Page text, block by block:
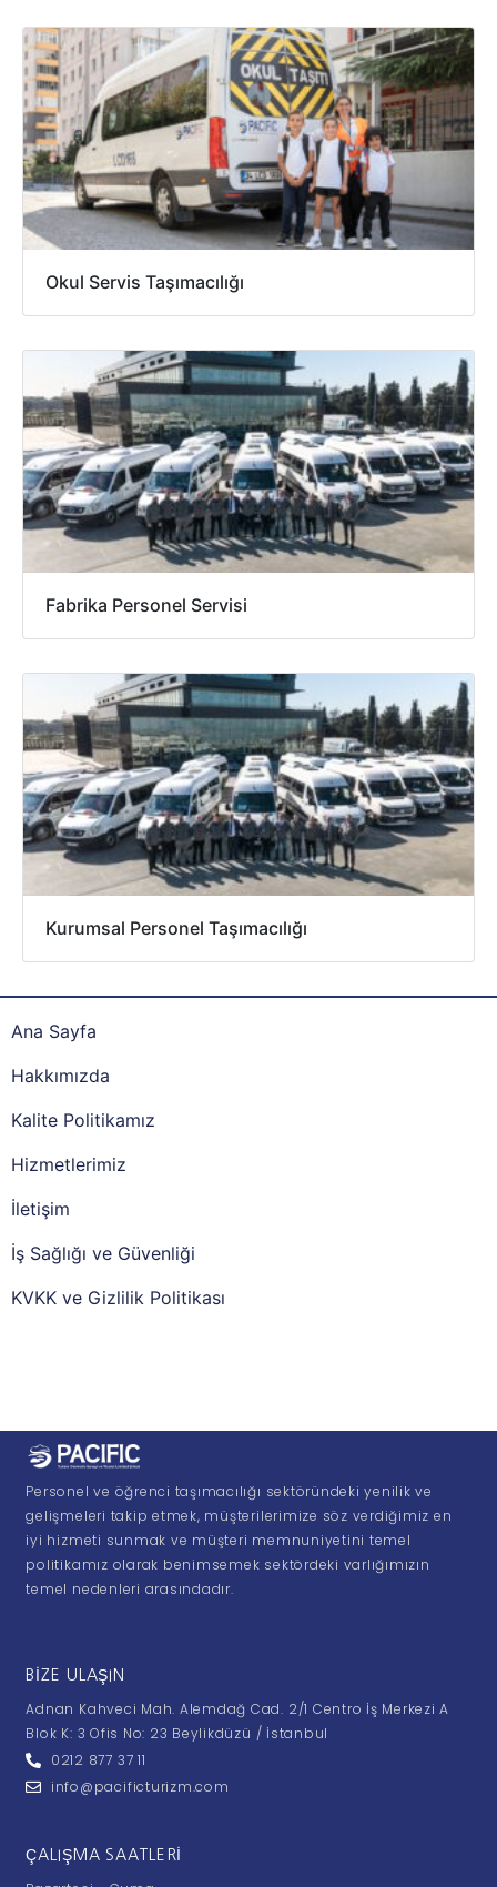
Okul Servis Taşımacılığı
Fabrika Personel Servisi
Kurumsal Personel Taşımacılığı
Ana Sayfa
Hakkımızda
Kalite Politikamız
Hizmetlerimiz
İletişim
İş Sağlığı ve Güvenliği
KVKK ve Gizlilik Politikası
Personel ve öğrenci taşımacılığı sektöründeki yenilik ve
gelişmeleri takip etmek, müşterilerimize söz verdiğimiz en
iyi hizmeti sunmak ve müşteri memnuniyetini temel
politikamız olarak benimsemek sektördeki varlığımızın
temel nedenleri arasındadır.
BIZE ULAŞIN
Adnan Kahveci Mah. Alemdağ Cad. 2/1 Centro İş Merkezi A
Blok K: 3 Ofis No: 23 Beylikdüzü / İstanbul
0212 877 37 11
info@pacificturizm.com
ÇALIŞMA SAATLERI